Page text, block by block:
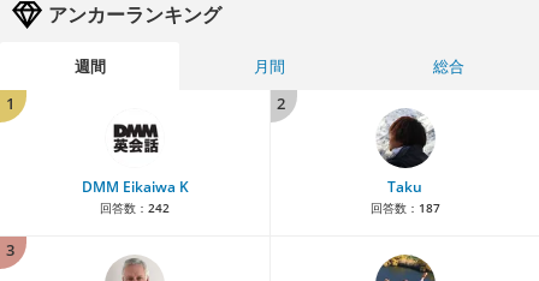
アンカーランキング
週間 月間
総合
1
DMM Eikaiwa K
回答数： 242
2
Taku
回答数： 187
3